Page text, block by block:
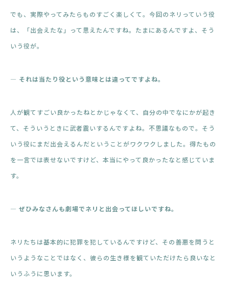
でも、実際やってみたらものすごく楽しくて。今回のネリっていう役
は、「出会えたな」って思えたんですね。たまにあるんですよ、そう
いう役が。
― それは当たり役という意味とは違ってですよね。
人が観てすごい良かったねとかじゃなくて、自分の中でなにかが起き
て、そういうときに武者震いするんですよね。不思議なもので。そう
いう役にまだ出会えるんだということがワクワクしました。得たもの
を一言では表せないですけど、本当にやって良かったなと感じていま
す。
― ぜひみなさんも劇場でネリと出会ってほしいですね。
ネリたちは基本的に犯罪を犯しているんですけど、その善悪を問うと
いうようなことではなく、彼らの生き様を観ていただけたら良いなと
いうふうに思います。